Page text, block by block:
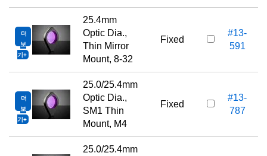
더
보
기
25.4mm
Optic Dia.,
Thin Mirror
Mount, 8-32
Fixed
#13-
591
더
보
기
25.0/25.4mm
Optic Dia.,
SM1 Thin
Mount, M4
Fixed
#13-
787
25.0/25.4mm